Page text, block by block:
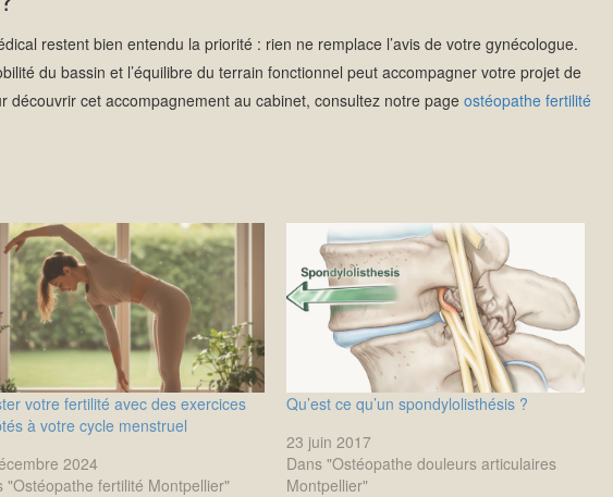
restent bien entendu la priorité : rien ne remplace l’avis de votre gynécologue.
du bassin et l’équilibre du terrain fonctionnel peut accompagner votre projet de
découvrir cet accompagnement au cabinet, consultez notre page ostéopathe fertilité
votre fertilité avec des exercices
à votre cycle menstruel
2024
"Ostéopathe fertilité Montpellier"
Qu’est ce qu’un spondylolisthésis ?
23 juin 2017
Dans "Ostéopathe douleurs articulaires
Montpellier"